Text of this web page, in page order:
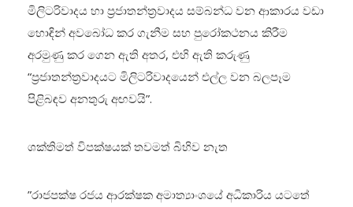
මිලිටරිවාදය හා ප්‍රජාතන්ත්‍රවාදය සම්බන්ධ වන ආකාරය වඩා
හොඳින් අවබෝධ කර ගැනීම සහ පුරෝකථනය කිරීම
අරමුණු කර ගෙන ඇති අතර, එහි ඇති කරුණු
“ප්‍රජාතන්ත්‍රවාදයට මිලිටරිවාදයෙන් එල්ල වන බලපෑම
පිළිබඳව අනතුරු අඟවයි”.
ශක්තිමත් විපක්ෂයක් තවමත් බිහිව නැත
”‍රාජපක්ෂ රජය ආරක්ෂක අමාත්‍යාංශයේ අධිකාරිය යටතේ